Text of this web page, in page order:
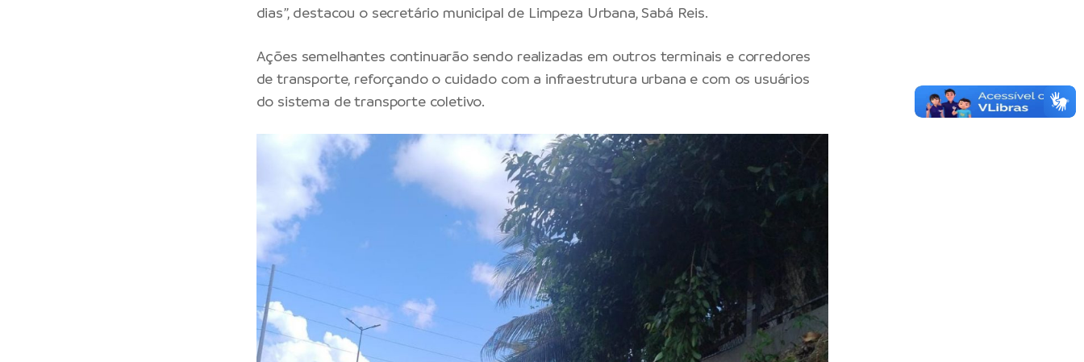
dias”, destacou o secretário municipal de Limpeza Urbana, Sabá Reis.
Ações semelhantes continuarão sendo realizadas em outros terminais e corredores
de transporte, reforçando o cuidado com a infraestrutura urbana e com os usuários
do sistema de transporte coletivo.